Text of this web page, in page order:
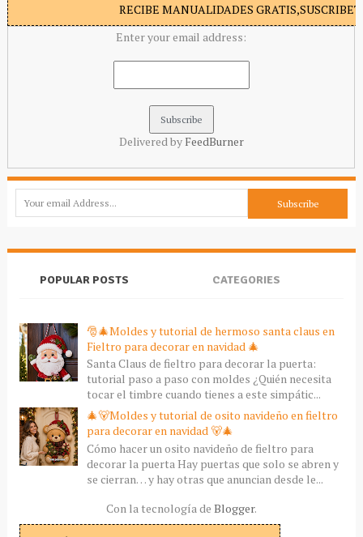
RECIBE MANUALIDADES
Enter your email address:
Delivered by FeedBurner
POPULAR POSTS CATEGORIES
🎅🎄Moldes y tutorial de hermoso santa claus en
Fieltro para decorar en navidad 🎄
Santa Claus de fieltro para decorar la puerta:
tutorial paso a paso con moldes ¿Quién necesita
tocar el timbre cuando tienes a este simpátic...
🎄🐻Moldes y tutorial de osito navideño en fieltro
para decorar en navidad 🐻🎄
Cómo hacer un osito navideño de fieltro para
decorar la puerta Hay puertas que solo se abren y
se cierran… y hay otras que anuncian desde le...
Con la tecnología de Blogger.